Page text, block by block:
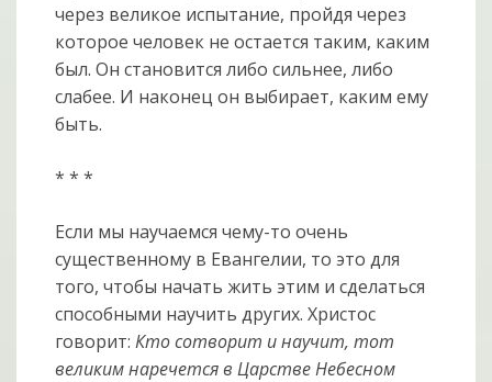
через великое испытание, пройдя через
которое человек не остается таким, каким
был. Он становится либо сильнее, либо
слабее. И наконец он выбирает, каким ему
быть.
* * *
Если мы научаемся чему-то очень
существенному в Евангелии, то это для
того, чтобы начать жить этим и сделаться
способными научить других. Христос
говорит:Кто сотворит и научит, тот
великим наречется в Царстве Небесном